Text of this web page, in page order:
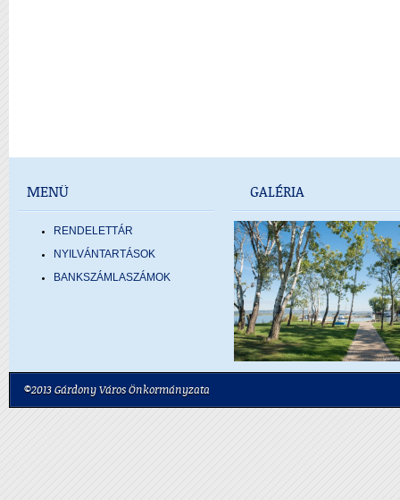
MENÜ
RENDELETTÁR
NYILVÁNTARTÁSOK
BANKSZÁMLASZÁMOK
GALÉRIA
©2013 Gárdony Város Önkormányzata